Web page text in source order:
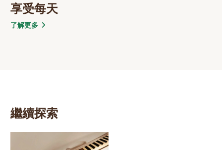
享受每天
了解更多
繼續探索